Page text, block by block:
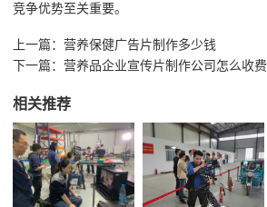
竞争优势至关重要。
上一篇： 营养保健广告片制作多少钱
下一篇： 营养品企业宣传片制作公司怎么收费
相关推荐